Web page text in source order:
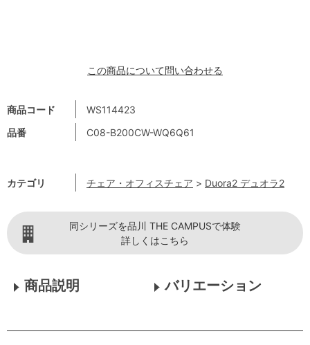
商品コード
WS114423
品番
C08-B200CW-WQ6Q61
カテゴリ チェア・オフィスチェア > Duora2 デュオラ2
この商品について問い合わせる
同シリーズを品川 THE CAMPUSで体験
詳しくはこちら
商品説明 バリエーション